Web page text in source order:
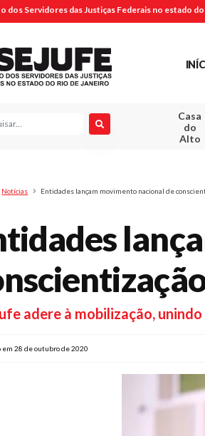
dos Servidores das Justiças Federais no estado
Casa
do
Alto
Notícias Entidades lançam movimento nacional de
adere à mobilização,
em 28 de outubro de 2020